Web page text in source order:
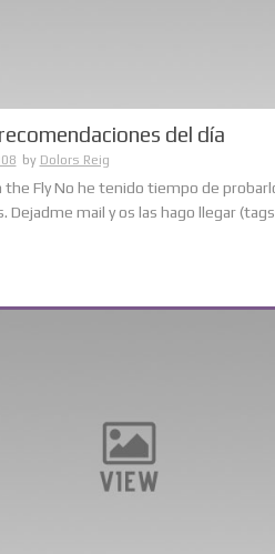
del día
by Dolors Reig
the Fly No he tenido tiempo de
Dejadme mail y os las hago llegar